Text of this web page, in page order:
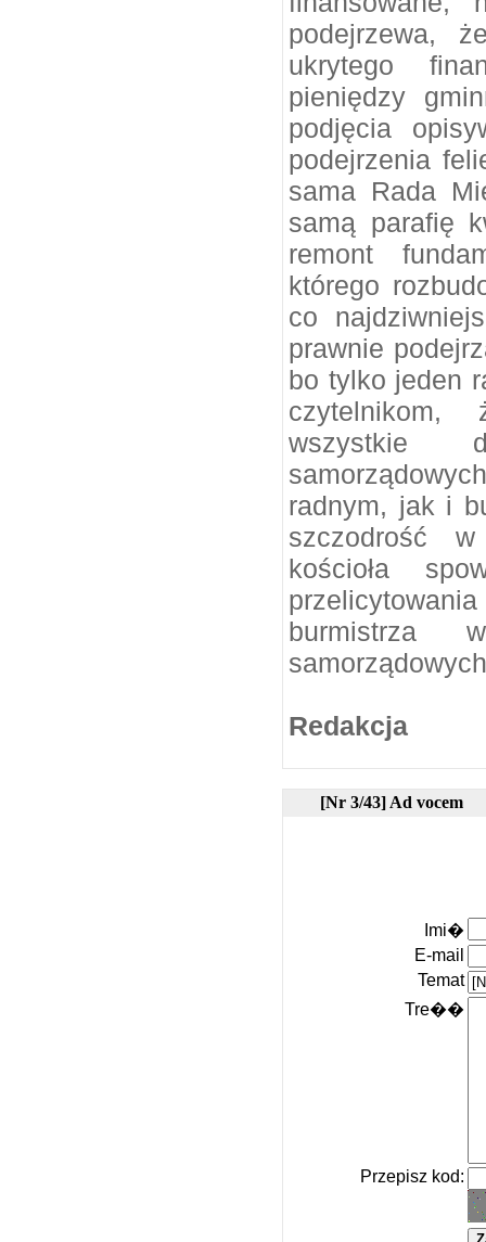
podejrzewa,
ukrytego
pieniędzy
podjęcia
podejrzenia
sama Rada
samą parafię
remont
którego
co
prawnie
bo tylko jeden
czytelnikom,
wszystkie
radnym, jak i
szczodrość
kościoła
burmistrza
Redakcja
[Nr 3/43] Ad vocem
Imi�
E-mail
Temat
Tre��
Przepisz kod: